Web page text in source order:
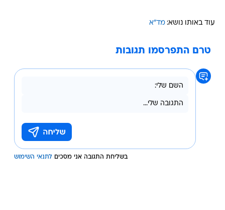
עוד באותו נושא: מד"א
טרם התפרסמו תגובות
בשליחת התגובה אני מסכים לתנאי השימוש